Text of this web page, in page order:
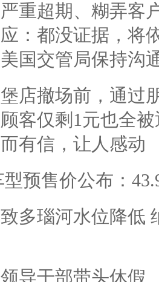
重超期、糊弄客
：都没证据，将
国交管局保持沟
店撤场前，通过
客仅剩1元也全
有信，让人感动
预售价公布：
多瑙河水位降低
导干部带头休假